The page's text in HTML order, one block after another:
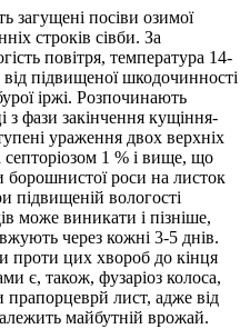
загущені посіви озимої
строків сівби. За
повітря, температура 14-
підвищеної шкодочинності
іржі. Розпочинають
фази закінчення кущіння-
ураження двох верхніх
1 % і вище, що
роси на листок
підвищеній вологості
може виникати і пізніше,
через кожні 3-5 днів.
проти цих хвороб до кінця
є, також, фузаріоз колоса,
лист, адже від
майбутній врожай.